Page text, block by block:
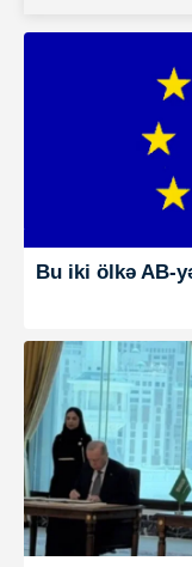
Bu iki ölkə AB-